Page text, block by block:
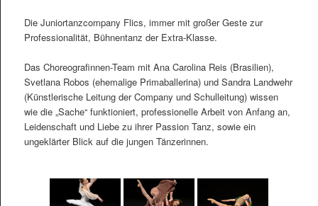
Die Juniortanzcompany Flics, immer mit großer Geste zur
Professionalität, Bühnentanz der Extra-Klasse.
Das Choreografinnen-Team mit Ana Carolina Reis (Brasilien),
Svetlana Robos (ehemalige Primaballerina) und Sandra Landwehr
(Künstlerische Leitung der Company und Schulleitung) wissen
wie die „Sache“ funktioniert, professionelle Arbeit von Anfang an,
Leidenschaft und Liebe zu ihrer Passion Tanz, sowie ein
ungeklärter Blick auf die jungen Tänzerinnen.